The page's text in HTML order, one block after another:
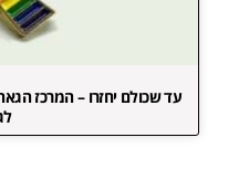
עד שכולם יחזרו – המרכז